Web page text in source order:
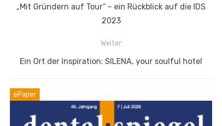
Vorheriger
„Mit Gründern auf Tour“ – ein Rückblick auf die IDS
2023
Weiter
Nächster
Ein Ort der Inspiration: SILENA, your soulful hotel
ePaper